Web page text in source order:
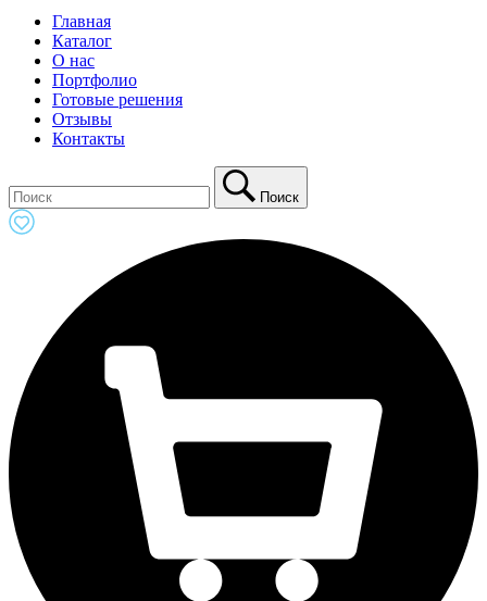
Главная
Каталог
О нас
Портфолио
Готовые решения
Отзывы
Контакты
Поиск